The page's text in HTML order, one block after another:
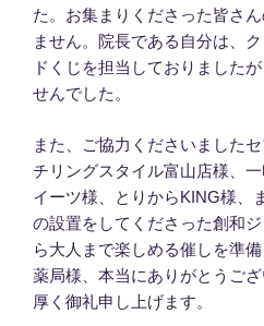
た。お集まりくださった皆さ
ません。院長である自分は、
ドくじを担当しておりました
せんでした。
また、ご協力くださいました
チリングスタイル富山店様、
イーツ様、とりからKING様、
の設置をしてくださった創和
ら大人まで楽しめる催しを準
薬局様、本当にありがとうご
厚く御礼申し上げます。